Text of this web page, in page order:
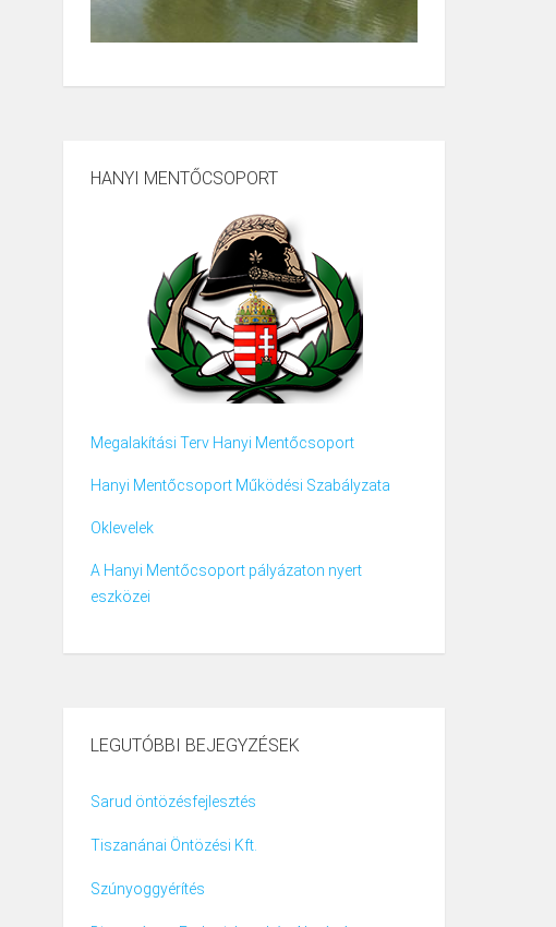
HANYI MENTŐCSOPORT
Megalakítási Terv Hanyi Mentőcsoport
Hanyi Mentőcsoport Működési Szabályzata
Oklevelek
A Hanyi Mentőcsoport pályázaton nyert
eszközei
LEGUTÓBBI BEJEGYZÉSEK
Sarud öntözésfejlesztés
Tiszanánai Öntözési Kft.
Szúnyoggyérítés